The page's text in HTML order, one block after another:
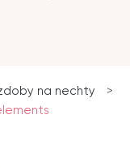
na nechty
>